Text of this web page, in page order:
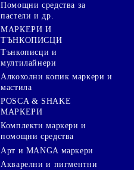
Помощни средства за
пастели и др.
МАРКЕРИ И
ТЪНКОПИСЦИ
Тънкописци и
мултилайнери
Алкохолни копик маркери и
мастила
POSCA & SHAKE
МАРКЕРИ
Комплекти маркери и
помощни средства
Арт и MANGA маркери
Акварелни и пигментни